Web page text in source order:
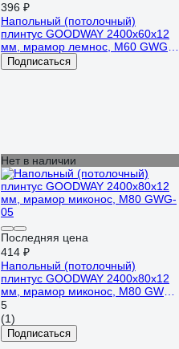
396 ₽
Напольный (потолочный)
плинтус GOODWAY 2400x60x12
мм, мрамор лемнос, M60 GWG-
07Подписаться
Нет в наличии
Последняя цена
414 ₽
Напольный (потолочный)
плинтус GOODWAY 2400x80x12
мм, мрамор миконос, M80 GWG-
05
5
(1)
Подписаться